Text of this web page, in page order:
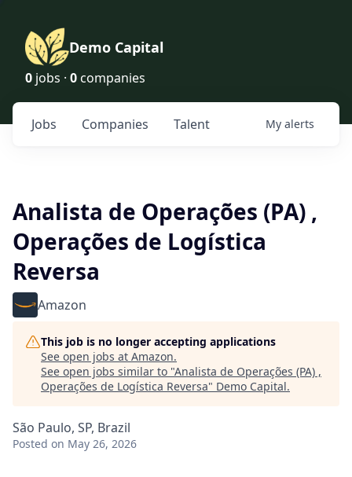
Demo Capital
0 jobs · 0 companies
Jobs Companies Talent My alerts
Analista de Operações (PA) ,
Operações de Logística
Reversa
Amazon
This job is no longer accepting applications
See open jobs at Amazon.
See open jobs similar to "Analista de Operações (PA) ,
Operações de Logística Reversa" Demo Capital.
São Paulo, SP, Brazil
Posted on May 26, 2026